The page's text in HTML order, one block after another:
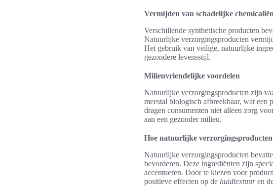
Vermijden van schadelijke chemicaliën
Verschillende synthetische producten
Natuurlijke verzorgingsproducten
Het gebruik van veilige, natuurlijke
gezondere levensstijl.
Milieuvriendelijke voordelen
Natuurlijke verzorgingsproducten zijn
meestal biologisch afbreekbaar, wat
dragen consumenten niet alleen zorg
aan een gezonder milieu.
Hoe natuurlijke
Natuurlijke verzorgingsproducten
bevorderen. Deze ingrediënten zijn
accentueren. Door te kiezen voor
positieve effecten op de huidtextuuren